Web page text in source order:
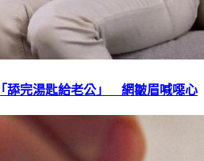
舔完湯匙給老公」 網皺眉喊噁心